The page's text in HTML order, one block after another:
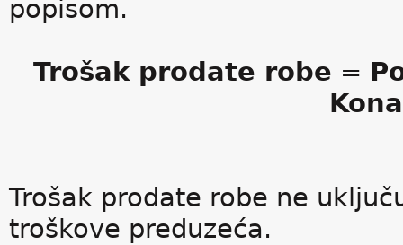
popisom.
Trošak prodate robe =
Trošak prodate robe ne
troškove preduzeća.